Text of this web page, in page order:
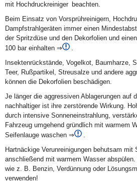
mit Hochdruckreiniger beachten.
Beim Einsatz von Vorsprühreinigern,
Dampfstrahlgeräten immer einen
der Spritzdüse und den Dekorfolien und
100 bar einhalten ⇒
.
Insektenrückstände, Vogelkot, Baumharze,
Teer, Rußpartikel, Streusalze und andere
können die Dekorfolien beschädigen.
Je länger die aggressiven Ablagerungen auf
nachhaltiger ist ihre zerstörende Wirkung.
durch intensive Sonneneinstrahlung,
Fahrzeug umgehend gründlich mit warmem
Seifenlauge waschen ⇒
.
Hartnäckige Verunreinigungen behutsam mit
anschließend mit warmem Wasser
wie z. B. Benzin, Verdünnung oder
verwenden!